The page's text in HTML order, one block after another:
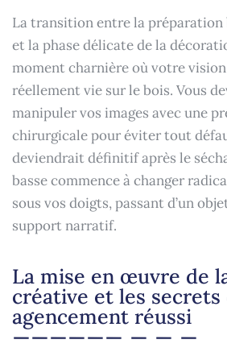
La transition entre la
et la phase délicate de la
moment charnière où votre
réellement vie sur le bois. Vous
manipuler vos images avec une
chirurgicale pour éviter tout
deviendrait définitif après le
basse commence à changer
sous vos doigts, passant d’un
support narratif.
La mise en œuvre de
créative et les secrets
agencement réussi